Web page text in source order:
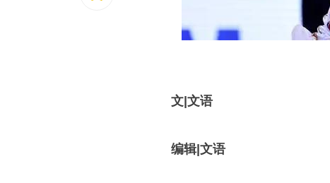
文|文语
编辑|文语